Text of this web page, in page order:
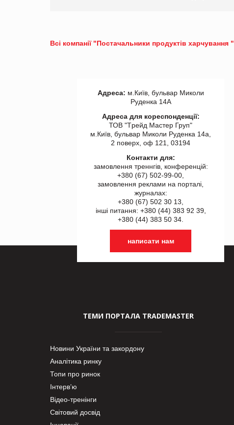
Всі компанії "Постачальники продуктів харчування "
Адреса: м.Київ, бульвар Миколи
Руденка 14А
Адреса для кореспонденції:
ТОВ "Tрейд Мастер Груп"
м.Київ, бульвар Миколи Руденка 14а,
2 поверх, оф 121, 03194
Контакти для:
замовлення треннгів, конференцій:
+380 (67) 502-99-00,
замовлення реклами на порталі,
журналах:
+380 (67) 502 30 13,
інші питання: +380 (44) 383 92 39,
+380 (44) 383 50 34.
написати нам
ТЕМИ ПОРТАЛА TRADEMASTER
Новини України та закордону
Аналітика ринку
Топи про ринок
Інтерв’ю
Відео-тренінги
Світовий досвід